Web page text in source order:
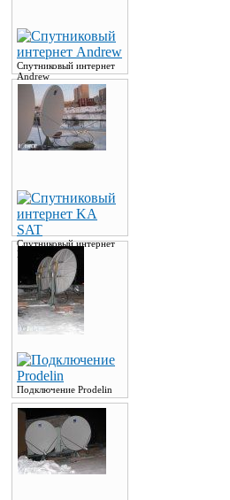
Спутниковый интернет
Andrew
Спутниковый интернет
KA SAT
Подключение Prodelin